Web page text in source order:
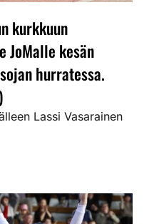
kurkkuun
JoMalle kesän
hurratessa.
Lassi Vasarainen